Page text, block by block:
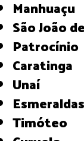
Manhuaçu
São João
Patrocínio
Caratinga
Unaí
Esmeraldas
Timóteo